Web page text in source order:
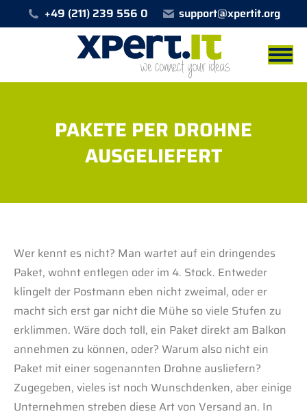
+49 (211) 239 556 0 support@xpertit.org
PAKETE PER DROHNE
AUSGELIEFERT
Wer kennt es nicht? Man wartet auf ein dringendes
Paket, wohnt entlegen oder im 4. Stock. Entweder
klingelt der Postmann eben nicht zweimal, oder er
macht sich erst gar nicht die Mühe so viele Stufen zu
erklimmen. Wäre doch toll, ein Paket direkt am Balkon
annehmen zu können, oder? Warum also nicht ein
Paket mit einer sogenannten Drohne ausliefern?
Zugegeben, vieles ist noch Wunschdenken, aber einige
Unternehmen streben diese Art von Versand an. In